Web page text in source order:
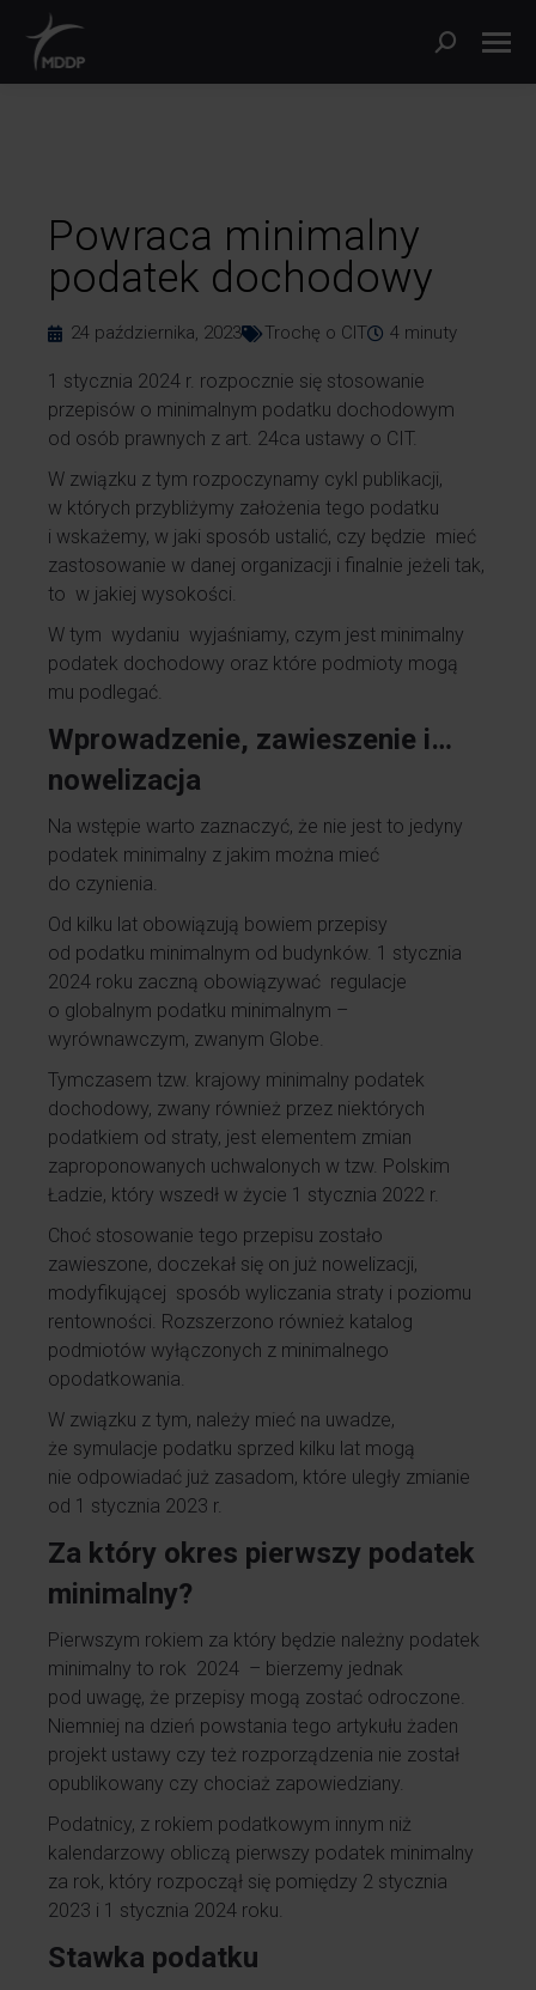
Powraca minimalny
podatek dochodowy
24 października, 2023 Trochę o CIT 4 minuty
1 stycznia 2024 r. rozpocznie się stosowanie
przepisów o minimalnym podatku dochodowym
od osób prawnych z art. 24ca ustawy o CIT.
W związku z tym rozpoczynamy cykl publikacji,
w których przybliżymy założenia tego podatku
i wskażemy, w jaki sposób ustalić, czy będzie mieć
zastosowanie w danej organizacji i finalnie jeżeli tak,
to w jakiej wysokości.
W tym wydaniu wyjaśniamy, czym jest minimalny
podatek dochodowy oraz które podmioty mogą
mu podlegać.
Wprowadzenie, zawieszenie i…
nowelizacja
Na wstępie warto zaznaczyć, że nie jest to jedyny
podatek minimalny z jakim można mieć
do czynienia.
Od kilku lat obowiązują bowiem przepisy
od podatku minimalnym od budynków. 1 stycznia
2024 roku zaczną obowiązywać regulacje
o globalnym podatku minimalnym –
wyrównawczym, zwanym Globe.
Tymczasem tzw. krajowy minimalny podatek
dochodowy, zwany również przez niektórych
podatkiem od straty, jest elementem zmian
zaproponowanych uchwalonych w tzw. Polskim
Ładzie, który wszedł w życie 1 stycznia 2022 r.
Choć stosowanie tego przepisu zostało
zawieszone, doczekał się on już nowelizacji,
modyfikującej sposób wyliczania straty i poziomu
rentowności. Rozszerzono również katalog
podmiotów wyłączonych z minimalnego
opodatkowania.
W związku z tym, należy mieć na uwadze,
że symulacje podatku sprzed kilku lat mogą
nie odpowiadać już zasadom, które uległy zmianie
od 1 stycznia 2023 r.
Za który okres pierwszy podatek
minimalny?
Pierwszym rokiem za który będzie należny podatek
minimalny to rok 2024 – bierzemy jednak
pod uwagę, że przepisy mogą zostać odroczone.
Niemniej na dzień powstania tego artykułu żaden
projekt ustawy czy też rozporządzenia nie został
opublikowany czy chociaż zapowiedziany.
Podatnicy, z rokiem podatkowym innym niż
kalendarzowy obliczą pierwszy podatek minimalny
za rok, który rozpoczął się pomiędzy 2 stycznia
2023 i 1 stycznia 2024 roku.
Stawka podatku